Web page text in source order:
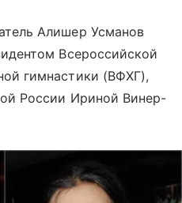
Алишер Усманов
Всероссийской
гимнастики (ВФХГ),
России Ириной Винер-